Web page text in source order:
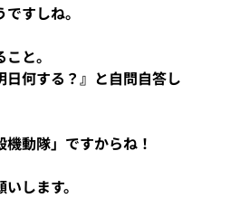
すしね。
と。
日何する？』と自問自答し
動隊」ですからね！
します。